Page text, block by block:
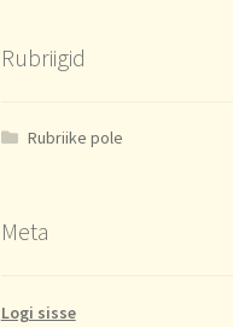
Rubriigid
Rubriike pole
Meta
Logi sisse